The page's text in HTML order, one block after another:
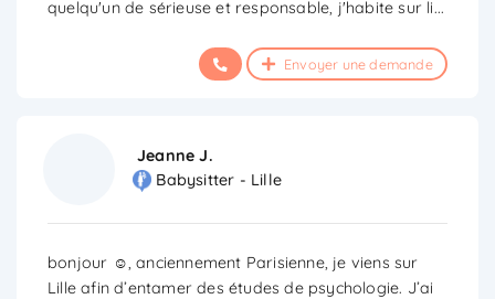
quelqu'un de sérieuse et responsable, j'habite sur li...
Envoyer une demande
Jeanne J.
Babysitter - Lille
bonjour ☺️, anciennement Parisienne, je viens sur
Lille afin d’entamer des études de psychologie. J’ai